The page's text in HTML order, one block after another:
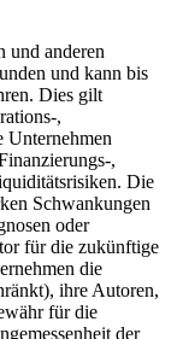
und anderen
und kann bis
Dies gilt
,
Unternehmen
,
Die
Schwankungen
oder
für die zukünftige
die
ihre Autoren,
für die
der